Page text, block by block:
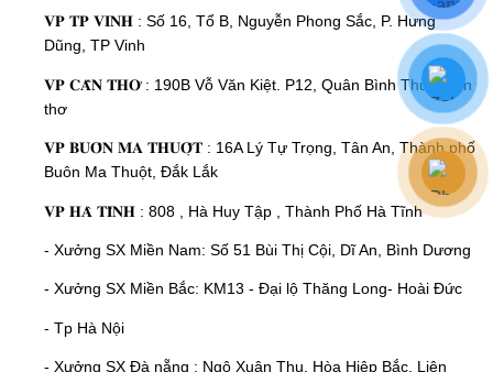
𝐕𝐏 𝐓𝐏 𝐕𝐈𝐍𝐇 : Số 16, Tổ B, Nguyễn Phong Sắc, P. Hưng
Dũng, TP Vinh
𝐕𝐏 𝐂𝐀̂̀𝐍 𝐓𝐇𝐎̛ : 190B Vỗ Văn Kiệt. P12, Quân Bình Thủy, Cần
thơ
𝐕𝐏 𝐁𝐔𝐎̂𝐍 𝐌𝐀 𝐓𝐇𝐔𝐎̣̂𝐓 : 16A Lý Tự Trọng, Tân An, Thành phố
Buôn Ma Thuột, Đắk Lắk
𝐕𝐏 𝐇𝐀̀ 𝐓𝐈̃𝐍𝐇 : 808 , Hà Huy Tập , Thành Phố Hà Tĩnh
- Xưởng SX Miền Nam: Số 51 Bùi Thị Cội, Dĩ An, Bình Dương
- Xưởng SX Miền Bắc: KM13 - Đại lộ Thăng Long- Hoài Đức
- Tp Hà Nội
- Xưởng SX Đà nẵng : Ngô Xuân Thu, Hòa Hiệp Bắc, Liên